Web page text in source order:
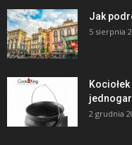
Jak
5 sierpnia
2 grudnia